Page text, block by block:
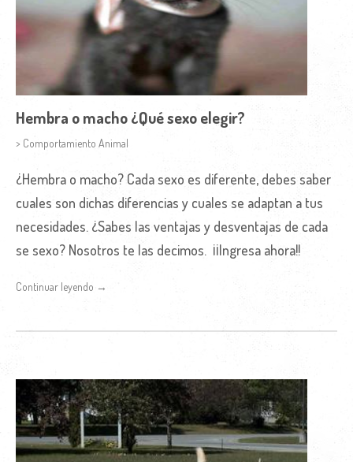
Hembra o macho ¿Qué sexo elegir?
> Comportamiento Animal
¿Hembra o macho? Cada sexo es diferente, debes saber
cuales son dichas diferencias y cuales se adaptan a tus
necesidades. ¿Sabes las ventajas y desventajas de cada
se sexo? Nosotros te las decimos. ¡¡Ingresa ahora!!
Continuar leyendo →